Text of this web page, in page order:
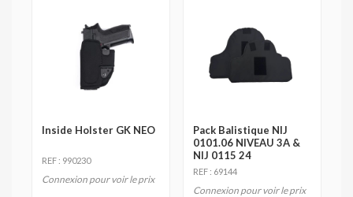
Inside Holster GK NEO
REF : 990230
Connexion pour voir le prix
Pack Balistique NIJ
0101.06 NIVEAU 3A &
NIJ 0115 24
REF : 69144
Connexion pour voir le prix